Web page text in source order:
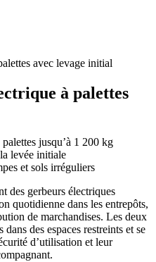
à palettes
jusqu’à 1 200 kg
levée initiale
et sols irréguliers
des gerbeurs électriques
quotidienne dans les entrepôts,
de marchandises. Les deux
des espaces restreints et se
d’utilisation et leur